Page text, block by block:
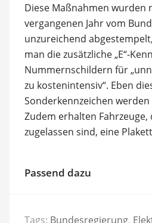
Diese Maßnahmen wurden
vergangenen Jahr vom
unzureichend
man die zusätzliche „E“-
Nummernschildern für
zu kostenintensiv“. Eben
Sonderkennzeichen
Zudem erhalten Fahrzeuge,
zugelassen sind, eine
Passend dazu
Tags: Bundesregierung,